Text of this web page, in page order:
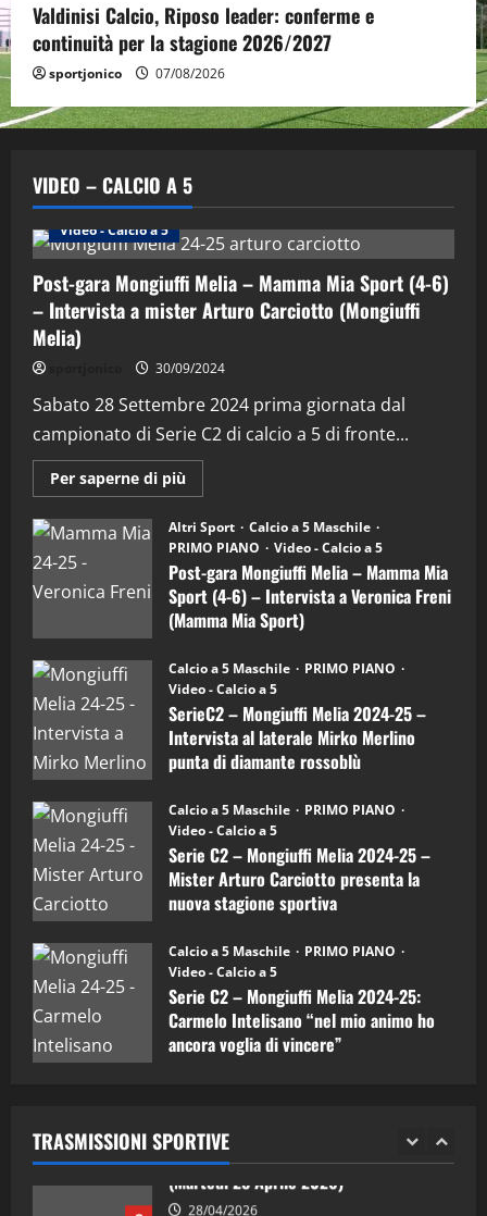
Valdinisi Calcio, Riposo leader: conferme e
continuità per la stagione 2026/2027
sportjonico 07/08/2026
VIDEO – CALCIO A 5
Altri Sport Calcio a 5 Maschile
Video - Calcio a 5
Post-gara Mongiuffi Melia – Mamma Mia Sport (4-6)
– Intervista a mister Arturo Carciotto (Mongiuffi
Melia)
30/09/2024
Sabato 28 Settembre 2024 prima giornata dal
campionato di Serie C2 di calcio a 5 di fronte...
Per saperne di più
informazioni
Post-
gara
Mongiuffi
Melia
–
Mamma
Mia
Sport
6)
–
Intervista
a
mister
Arturo
Carciotto
(Mongiuffi
Altri Sport
Calcio a 5 Maschile
PRIMO PIANO
Video - Calcio a 5
Post-gara Mongiuffi Melia – Mamma Mia
Sport (4-6) – Intervista a Veronica Freni
(Mamma Mia Sport)
Calcio a 5 Maschile
PRIMO PIANO
Video - Calcio a 5
SerieC2 – Mongiuffi Melia 2024-25 –
Intervista al laterale Mirko Merlino
punta di diamante rossoblù
Calcio a 5 Maschile
PRIMO PIANO
Video - Calcio a 5
Serie C2 – Mongiuffi Melia 2024-25 –
Mister Arturo Carciotto presenta la
nuova stagione sportiva
Calcio a 5 Maschile
PRIMO PIANO
Video - Calcio a 5
Serie C2 – Mongiuffi Melia 2024-25:
Carmelo Intelisano “nel mio animo ho
ancora voglia di vincere”
TRASMISSIONI SPORTIVE
2
“SportEmpire” in Podcast: 29^ Puntata
(Martedi 28 Aprile 2026)
28/04/2026
3
"SportEmpire" in Podcast
“SportEmpire” in Podcast: 28^ Puntata
(Martedi 21 Aprile 2026)
21/04/2026
“SportEmpire” in Podcast: 27^ Puntata
(Martedi 14 Aprile 2026)
15/04/2026
5
“SportEmpire” in Podcast: 26^ Puntata
(Martedi 07 Aprile 2026)
08/04/2026
“SportEmpire” in Podcast: 30^ Puntata
(Martedi 05 Maggio 2026)
08/05/2026
2 28/04/2026
"SportEmpire" in Podcast